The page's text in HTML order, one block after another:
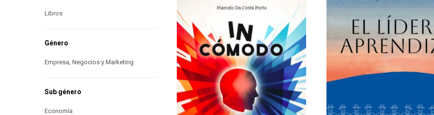
Libros
Género
Empresa, Negocios y Marketing
Sub género
Economía